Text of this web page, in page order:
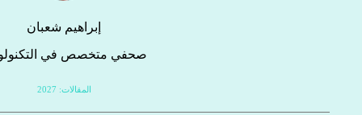
إبراهيم شعبان
صحفي متخصص في
المقالات: 2027